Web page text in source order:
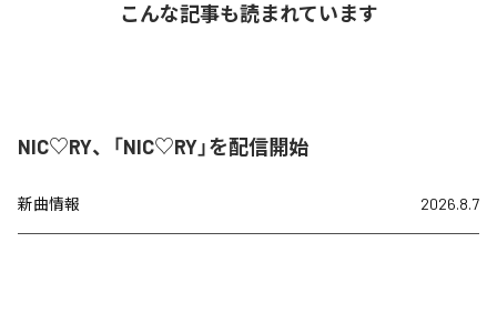
こんな記事も読まれています
NIC♡RY、「NIC♡RY」を配信開始
新曲情報 2026.8.7